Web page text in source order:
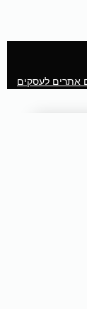
אתרים לעסקים